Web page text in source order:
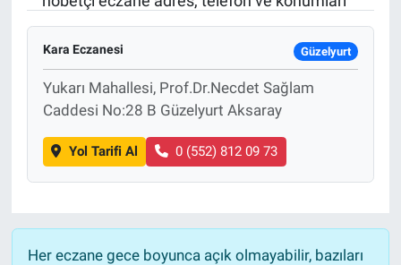
Kara Eczanesi Güzelyurt
Yukarı Mahallesi, Prof.Dr.Necdet Sağlam
Caddesi No:28 B Güzelyurt Aksaray
Yol Tarifi Al 0 (552) 812 09 73
Her eczane gece boyunca açık olmayabilir, bazıları